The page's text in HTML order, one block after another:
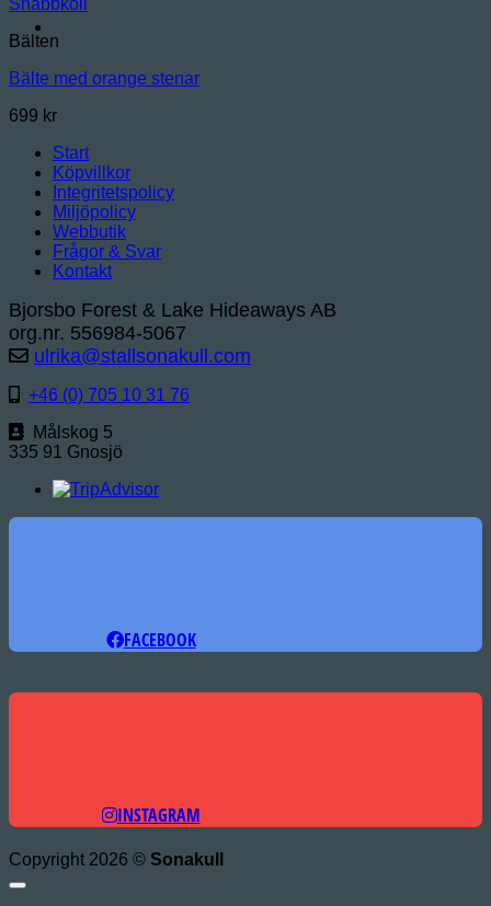
Snabbkoll
Bälten
Bälte med orange stenar
699 kr
Start
Köpvillkor
Integritetspolicy
Miljöpolicy
Webbutik
Frågor & Svar
Kontakt
Bjorsbo Forest & Lake Hideaways AB
org.nr. 556984-5067
ulrika@stallsonakull.com
+46 (0) 705 10 31 76
Målskog 5
335 91 Gnosjö
FACEBOOK
INSTAGRAM
Copyright 2026 © Sonakull